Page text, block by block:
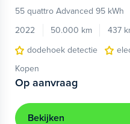
55 quattro Advanced 95 kWh
2022
50.000 km 437
dodehoek detectie
Kopen
Op aanvraag
Bekijken